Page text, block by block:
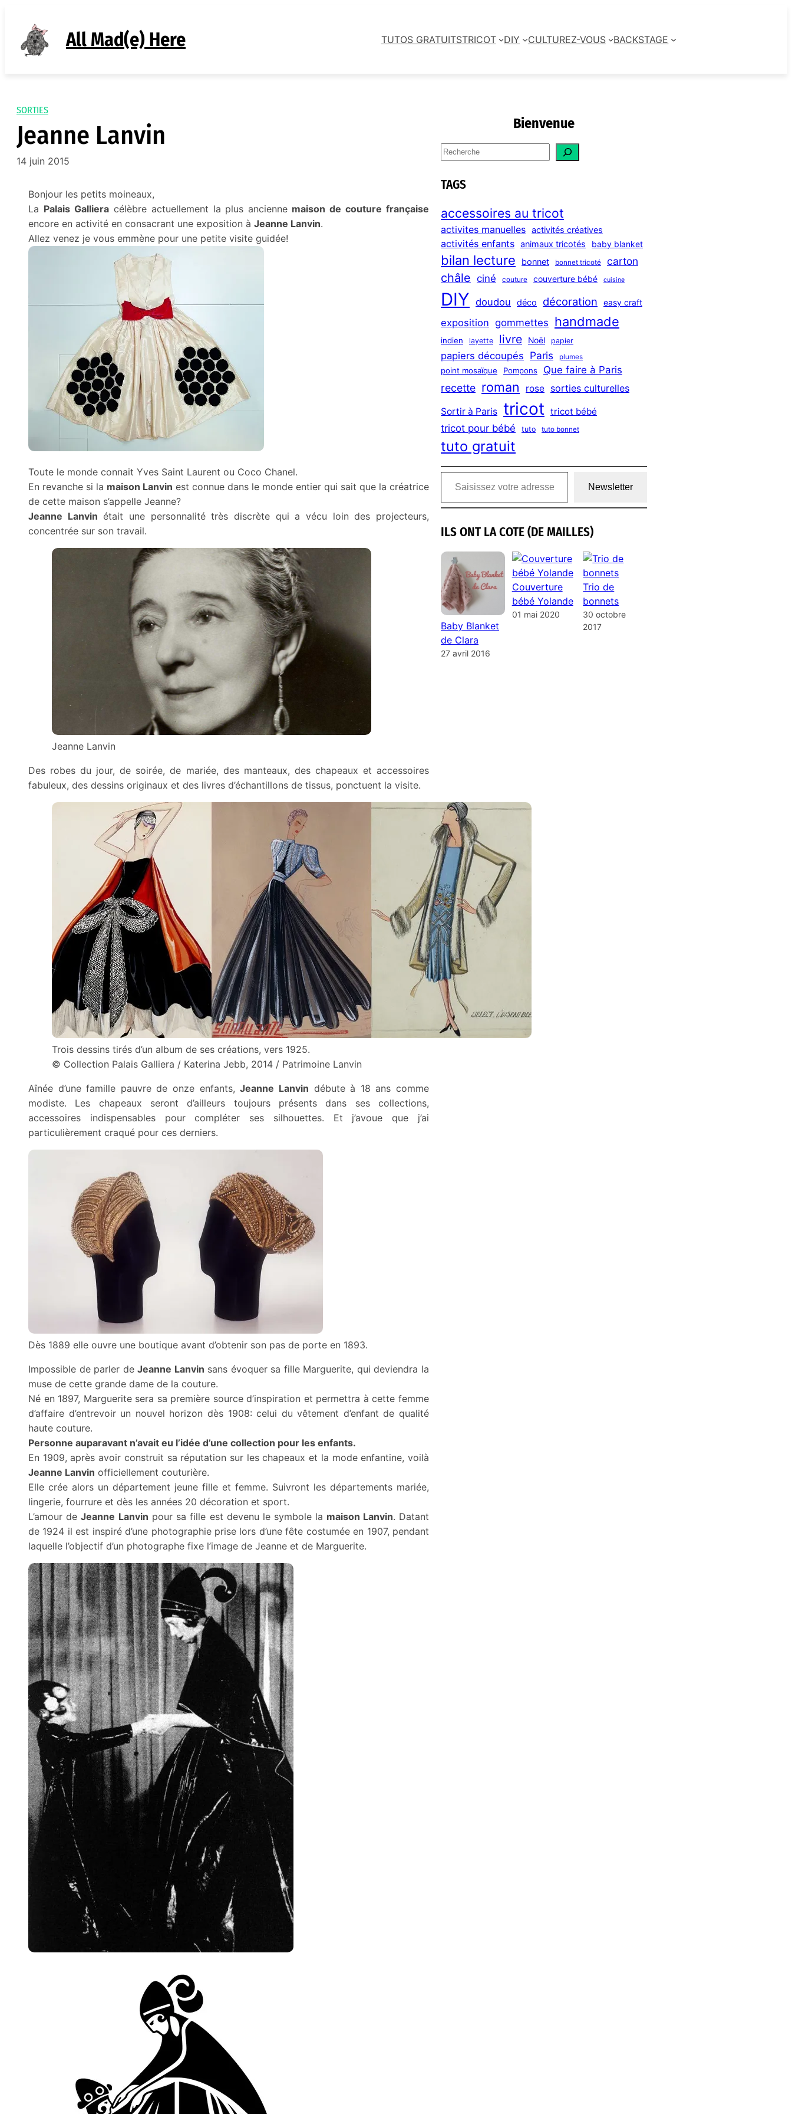
contenu
All Mad(e) Here TUTOS GRATUITSTRICOT DIY CULTUREZ-VOUS BACKSTAGE
SORTIES
Jeanne Lanvin
14 juin 2015
Bonjour les petits moineaux,
La Palais Gallieracélèbre actuellement la plus ancienne maison de couture française
encore en activité en consacrant une exposition à Jeanne Lanvin.
Allez venez je vous emmène pour une petite visite guidée!
Toute le monde connait Yves Saint Laurent ou Coco Chanel.
En revanche si la maison Lanvin est connue dans le monde entier qui sait que la créatrice
de cette maison s’appelle Jeanne?
Jeanne Lanvin était une personnalité très discrète quia vécu loin des projecteurs,
concentrée sur son travail.
Jeanne Lanvin
Des robes du jour, de soirée, de mariée, des manteaux, des chapeaux et accessoires
fabuleux, des dessins originaux et des livres d’échantillons de tissus, ponctuent la visite.
Trois dessins tirés d’un album de ses créations, vers 1925.
© Collection Palais Galliera / Katerina Jebb, 2014 / Patrimoine Lanvin
Aînée d’une famille pauvre de onze enfants,Jeanne Lanvin débute à 18 ans comme
modiste. Les chapeaux seront d’ailleurs toujours présents dans ses collections,
accessoires indispensables pour compléter ses silhouettes. Et j’avoue que j’ai
particulièrement craqué pour ces derniers.
Dès 1889 elle ouvre une boutique avant d’obtenir son pas de porte en 1893.
Impossible de parler deJeanne Lanvin sans évoquer sa fille Marguerite, qui deviendra la
muse de cette grande dame de la couture.
Né en 1897, Marguerite sera sa première source d’inspiration et permettra à cette femme
d’affaire d’entrevoir un nouvel horizon dès 1908: celui du vêtement d’enfant de qualité
haute couture.
Personne aupa­ra­vant n’avait eu l’idée d’une collec­tion pour les enfants.
En 1909, après avoir construit sa réputation sur les chapeaux et la mode enfantine, voilà
Jeanne Lanvin officiellement couturière.
Elle crée alors un département jeune fille et femme. Suivront les départements mariée,
lingerie, fourrure et dès les années 20 décoration et sport.
L’amour deJeanne Lanvin pour sa fille est devenu le symbole la maison Lanvin. Datant
de 1924 il est inspiré d’une photographie prise lors d’une fête costumée en 1907, pendant
laquelle l’objec­tif d’un photo­graphe fixe l’image de Jeanne et de Margue­rite.
Bienvenue
S
e
a
r
h
TAGS
accessoires au tricot
activites manuelles activités créatives
activités enfants animaux tricotés baby blanket
bilan lecture bonnet bonnet tricoté carton
châle ciné couture couverture bébé cuisine
DIY doudou déco décoration easy craft
exposition gommettes handmade
indien layette livre Noël papier
papiers découpés Paris plumes
point mosaïque Pompons Que faire à Paris
recette roman rose sorties culturelles
Sortir à Paris tricot tricot bébé
tricot pour bébé tuto tuto bonnet
tuto gratuit
Saisissez votre adresse e-mail…
Newsletter
ILS ONT LA COTE (DE MAILLES)
Baby Blanket
de Clara
27 avril 2016
Couverture
bébé Yolande
01 mai 2020
Trio de
bonnets
30 octobre
2017